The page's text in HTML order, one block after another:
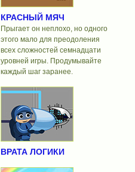
КРАСНЫЙ МЯЧ
Прыгает он неплохо, но одного
этого мало для преодоления
всех сложностей семнадцати
уровней игры. Продумывайте
каждый шаг заранее.
ВРАТА ЛОГИКИ